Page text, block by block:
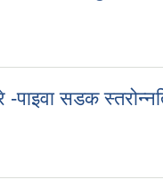
-पाइवा सडक